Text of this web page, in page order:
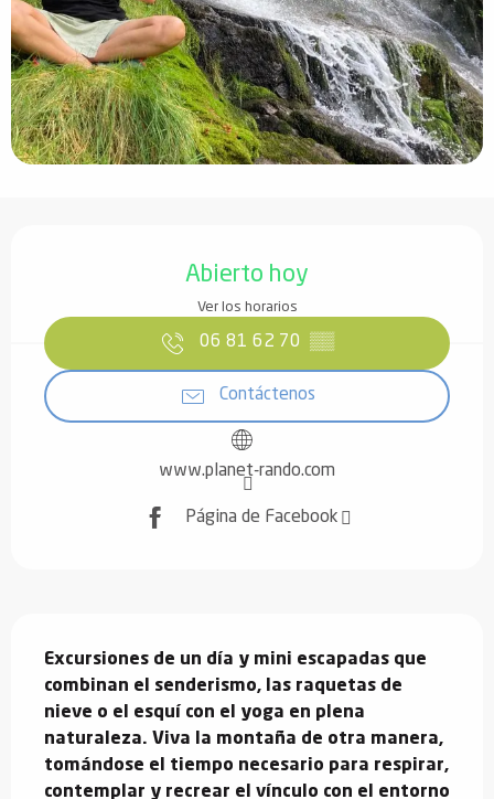
Abierto hoy
Ver los horarios
06 81 62 70 ▒▒
Contáctenos
www.planet-rando.com
Página de Facebook
Excursiones de un día y mini escapadas que
combinan el senderismo, las raquetas de
nieve o el esquí con el yoga en plena
naturaleza. Viva la montaña de otra manera,
tomándose el tiempo necesario para respirar,
contemplar y recrear el vínculo con el entorno